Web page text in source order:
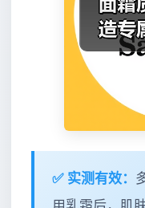
✅ 实测有效：